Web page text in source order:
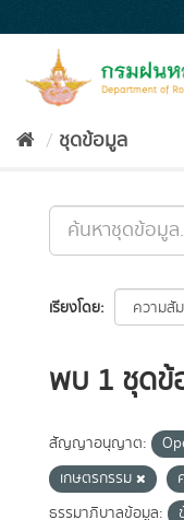
to
ชุดข้อมูล
เรียงโดย
พบ 1 ชุดข้
สัญญาอนุญาต:
เกษตรกรรม
ธรรมาภิบาลข้อมูล: